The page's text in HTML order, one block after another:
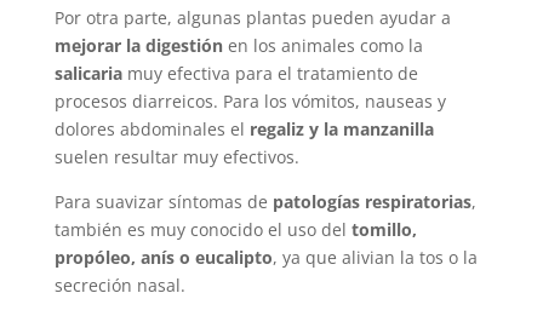
Por otra parte, algunas plantas pueden ayudar a
mejorar la digestiónen los animales como la
salicariamuy efectiva para el tratamiento de
procesos diarreicos. Para los vómitos, nauseas y
dolores abdominales el regaliz y la manzanilla
suelen resultar muy efectivos.
Para suavizar síntomas de patologías respiratorias,
también es muy conocido el uso del tomillo,
propóleo, anís o eucalipto, ya que alivian la tos o la
secreción nasal.